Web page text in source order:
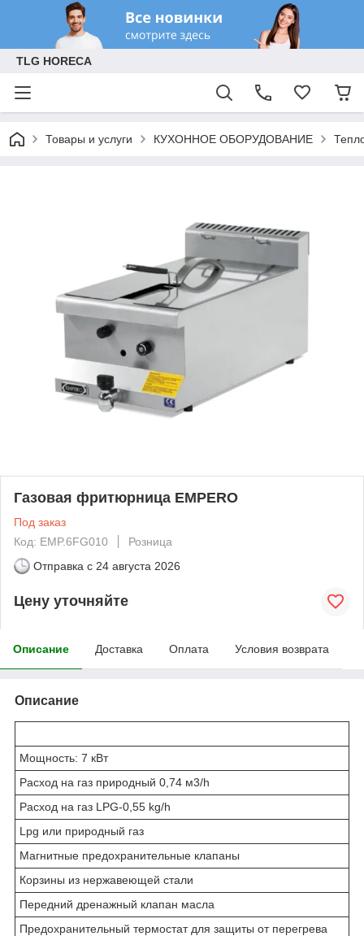
TLG HORECA
Товары и услуги КУХОННОЕ ОБОРУДОВАНИЕ
Газовая фритюрница EMPERO
Под заказ
Код: EMP.6FG010
Розница
Отправка с 24 августа 2026
Цену уточняйте
Описание Доставка Оплата Условия возврата
Описание
Мощность: 7 кВт
Расход на газ природный 0,74 м3/h
Расход на газ LPG-0,55 kg/h
Lpg или природный газ
Магнитные предохранительные клапаны
Корзины из нержавеющей стали
Передний дренажный клапан масла
Предохранительный термостат для защиты от перегрева